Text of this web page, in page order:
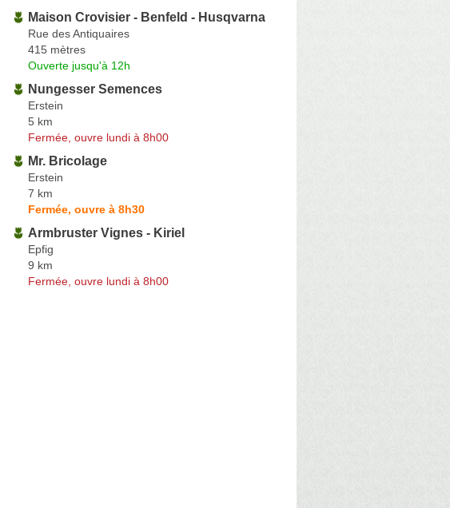
Maison Crovisier - Benfeld - Husqvarna
Rue des Antiquaires
415 mètres
Ouverte jusqu'à 12h
Nungesser Semences
Erstein
5 km
Fermée, ouvre lundi à 8h00
Mr. Bricolage
Erstein
7 km
Fermée, ouvre à 8h30
Armbruster Vignes - Kiriel
Epfig
9 km
Fermée, ouvre lundi à 8h00